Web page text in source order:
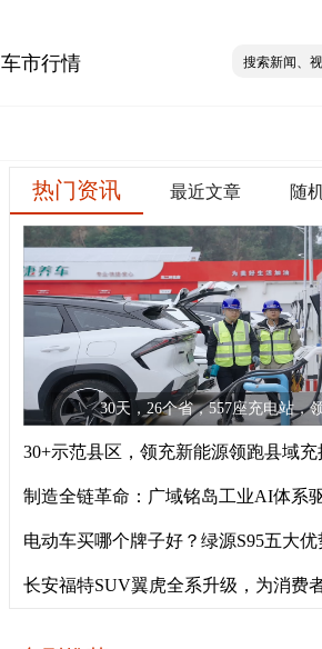
车市行情
热门资讯 最近文章 随
30天，26个省，557座充电站，
30+示范县区，领充新能源领跑县域充
制造全链革命：广域铭岛工业AI体系
电动车买哪个牌子好？绿源S95五大
长安福特SUV翼虎全系升级，为消费